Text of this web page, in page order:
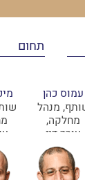
עמוס כהן
שותף, מנהל
מחלקה,
עורך דין